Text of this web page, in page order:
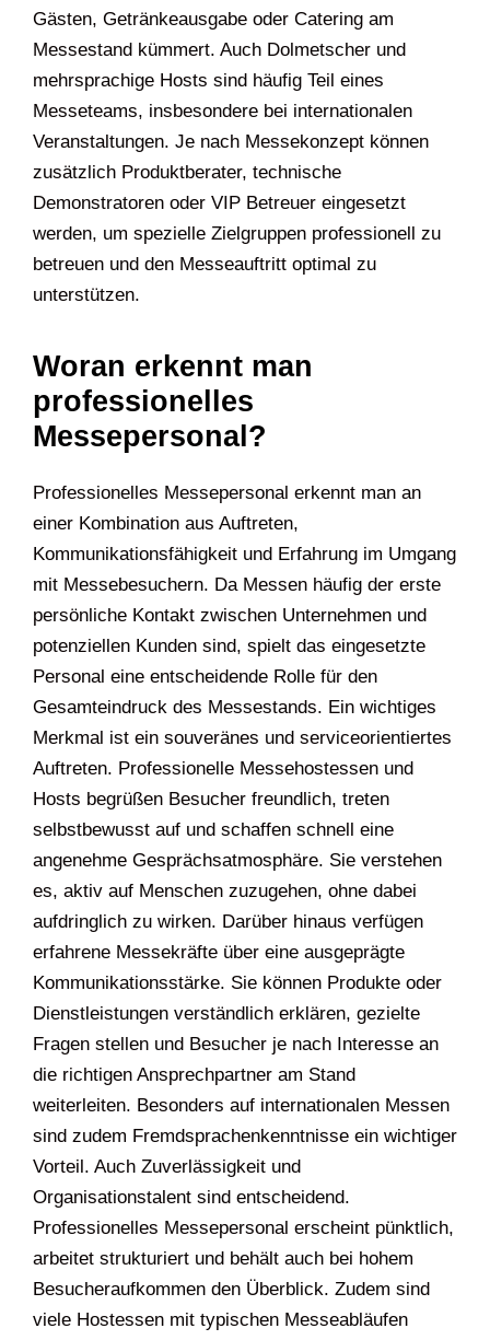
Gästen, Getränkeausgabe oder Catering am
Messestand kümmert. Auch Dolmetscher und
mehrsprachige Hosts sind häufig Teil eines
Messeteams, insbesondere bei internationalen
Veranstaltungen. Je nach Messekonzept können
zusätzlich Produktberater, technische
Demonstratoren oder VIP Betreuer eingesetzt
werden, um spezielle Zielgruppen professionell zu
betreuen und den Messeauftritt optimal zu
unterstützen.
Woran erkennt man
professionelles
Messepersonal?
Professionelles Messepersonal erkennt man an
einer Kombination aus Auftreten,
Kommunikationsfähigkeit und Erfahrung im Umgang
mit Messebesuchern. Da Messen häufig der erste
persönliche Kontakt zwischen Unternehmen und
potenziellen Kunden sind, spielt das eingesetzte
Personal eine entscheidende Rolle für den
Gesamteindruck des Messestands. Ein wichtiges
Merkmal ist ein souveränes und serviceorientiertes
Auftreten. Professionelle Messehostessen und
Hosts begrüßen Besucher freundlich, treten
selbstbewusst auf und schaffen schnell eine
angenehme Gesprächsatmosphäre. Sie verstehen
es, aktiv auf Menschen zuzugehen, ohne dabei
aufdringlich zu wirken. Darüber hinaus verfügen
erfahrene Messekräfte über eine ausgeprägte
Kommunikationsstärke. Sie können Produkte oder
Dienstleistungen verständlich erklären, gezielte
Fragen stellen und Besucher je nach Interesse an
die richtigen Ansprechpartner am Stand
weiterleiten. Besonders auf internationalen Messen
sind zudem Fremdsprachenkenntnisse ein wichtiger
Vorteil. Auch Zuverlässigkeit und
Organisationstalent sind entscheidend.
Professionelles Messepersonal erscheint pünktlich,
arbeitet strukturiert und behält auch bei hohem
Besucheraufkommen den Überblick. Zudem sind
viele Hostessen mit typischen Messeabläufen